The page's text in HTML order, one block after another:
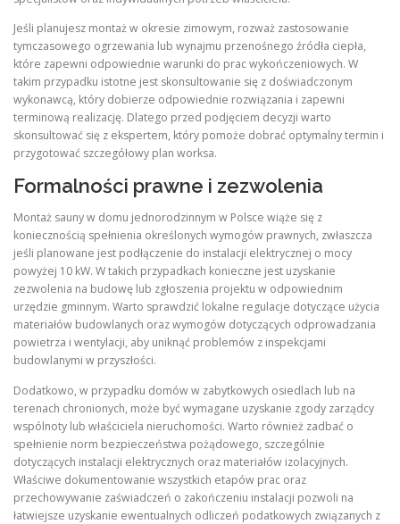
Jeśli planujesz montaż w okresie zimowym, rozważ zastosowanie
tymczasowego ogrzewania lub wynajmu przenośnego źródła ciepła,
które zapewni odpowiednie warunki do prac wykończeniowych. W
takim przypadku istotne jest skonsultowanie się z doświadczonym
wykonawcą, który dobierze odpowiednie rozwiązania i zapewni
terminową realizację. Dlatego przed podjęciem decyzji warto
skonsultować się z ekspertem, który pomoże dobrać optymalny termin i
przygotować szczegółowy plan worksa.
Formalności prawne i zezwolenia
Montaż sauny w domu jednorodzinnym w Polsce wiąże się z
koniecznością spełnienia określonych wymogów prawnych, zwłaszcza
jeśli planowane jest podłączenie do instalacji elektrycznej o mocy
powyżej 10 kW. W takich przypadkach konieczne jest uzyskanie
zezwolenia na budowę lub zgłoszenia projektu w odpowiednim
urzędzie gminnym. Warto sprawdzić lokalne regulacje dotyczące użycia
materiałów budowlanych oraz wymogów dotyczących odprowadzania
powietrza i wentylacji, aby uniknąć problemów z inspekcjami
budowlanymi w przyszłości.
Dodatkowo, w przypadku domów w zabytkowych osiedlach lub na
terenach chronionych, może być wymagane uzyskanie zgody zarządcy
wspólnoty lub właściciela nieruchomości. Warto również zadbać o
spełnienie norm bezpieczeństwa pożądowego, szczególnie
dotyczących instalacji elektrycznych oraz materiałów izolacyjnych.
Właściwe dokumentowanie wszystkich etapów prac oraz
przechowywanie zaświadczeń o zakończeniu instalacji pozwoli na
łatwiejsze uzyskanie ewentualnych odliczeń podatkowych związanych z